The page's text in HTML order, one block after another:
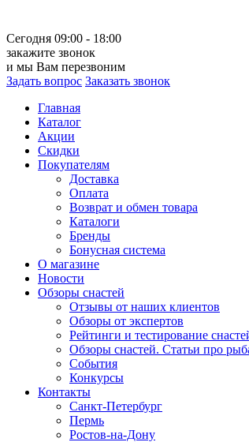
Сегодня 09:00 - 18:00
закажите звонок
и мы Вам перезвоним
Задать вопрос Заказать звонок
Главная
Каталог
Акции
Скидки
Покупателям
Доставка
Оплата
Возврат и обмен товара
Каталоги
Бренды
Бонусная система
О магазине
Новости
Обзоры снастей
Отзывы от наших клиентов
Обзоры от экспертов
Рейтинги и тестирование
Обзоры снастей. Статьи про
События
Конкурсы
Контакты
Санкт-Петербург
Пермь
Ростов-на-Дону